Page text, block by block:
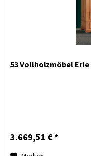
53 Vollholzmöbel
3.669,51 € *